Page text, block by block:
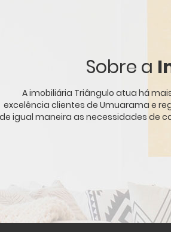
Sobre a
A imobiliária Triângulo atua há
excelência clientes de Umuarama e
de igual maneira as necessidades de